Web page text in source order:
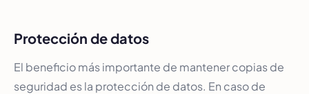
Protección de datos
El beneficio más importante de mantener copias de
seguridad es la protección de datos. En caso de